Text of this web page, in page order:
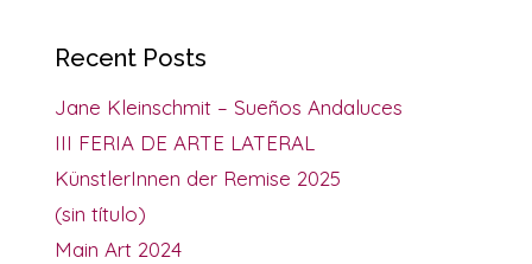
Recent Posts
Jane Kleinschmit – Sueños Andaluces
III FERIA DE ARTE LATERAL
KünstlerInnen der Remise 2025
(sin título)
Main Art 2024